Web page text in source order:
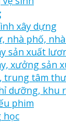
xây dựng
nhà phố,
sản xuất
xưởng sản
trung tâm
dưỡng, khu
phim
học